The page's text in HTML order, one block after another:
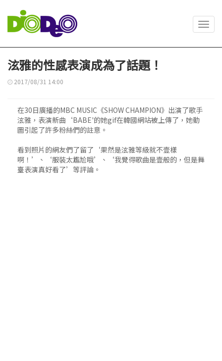
泫雅的性感表演成為了話題！
2017/08/31 14:00
在30日廣播的MBC MUSIC《SHOW CHAMPION》出演了歌手
泫雅，表演新曲‘BABE'的她gif在韓國網站被上傳了，她動
圖引起了許多粉絲們的註意。
看到照片的網友們了留了‘果然是泫雅等級就不壹樣
啊！’、‘服裝太尷尬哦’、‘我覺得歌曲是壹般的，但是舞
臺表演真好看了’等評論。